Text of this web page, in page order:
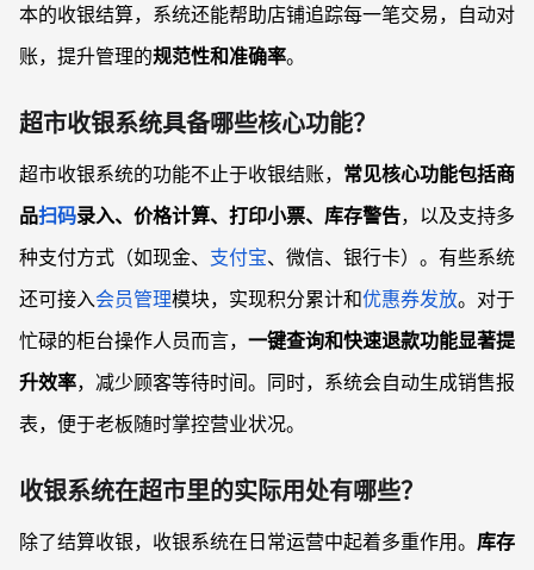
本的收银结算，系统还能帮助店铺追踪每一笔交易，自动对
账，提升管理的规范性和准确率。
超市收银系统具备哪些核心功能？
超市收银系统的功能不止于收银结账， 常见核心功能包括商
品扫码录入、价格计算、打印小票、库存警告，以及支持多
种支付方式（如现金、 支付宝、微信、银行卡）。有些系统
还可接入会员管理模块，实现积分累计和优惠券发放。对于
忙碌的柜台操作人员而言， 一键查询和快速退款功能显著提
升效率，减少顾客等待时间。同时，系统会自动生成销售报
表，便于老板随时掌控营业状况。
收银系统在超市里的实际用处有哪些？
除了结算收银，收银系统在日常运营中起着多重作用。 库存